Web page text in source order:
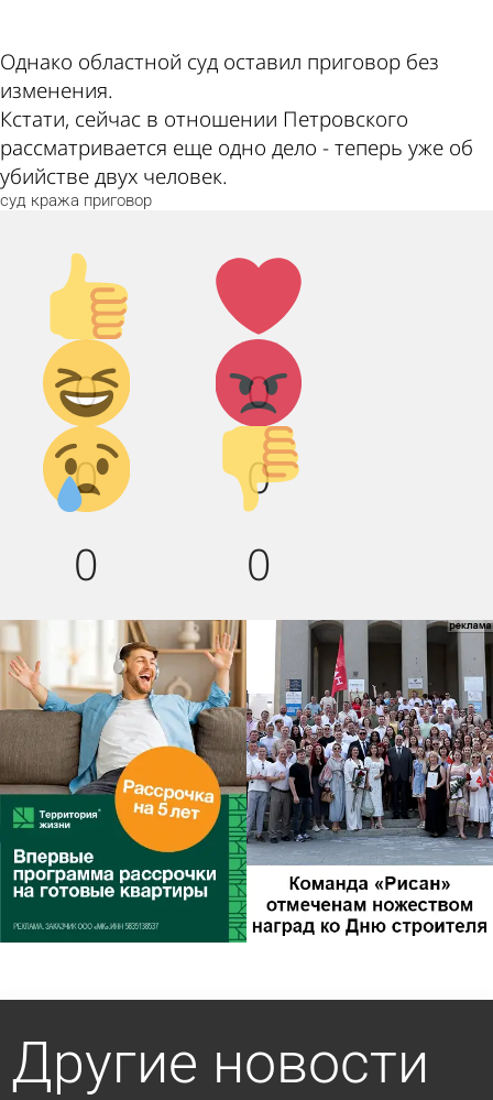
Однако областной суд оставил приговор без
изменения.
Кстати, сейчас в отношении Петровского
рассматривается еще одно дело - теперь уже об
убийстве двух человек.
суд кража приговор
Палец
вверх!
0
Лайк!
0
Дикий
смех!
0
Агрессия!
0
Грусть :(
0
Палец
вниз!
0
Другие новости